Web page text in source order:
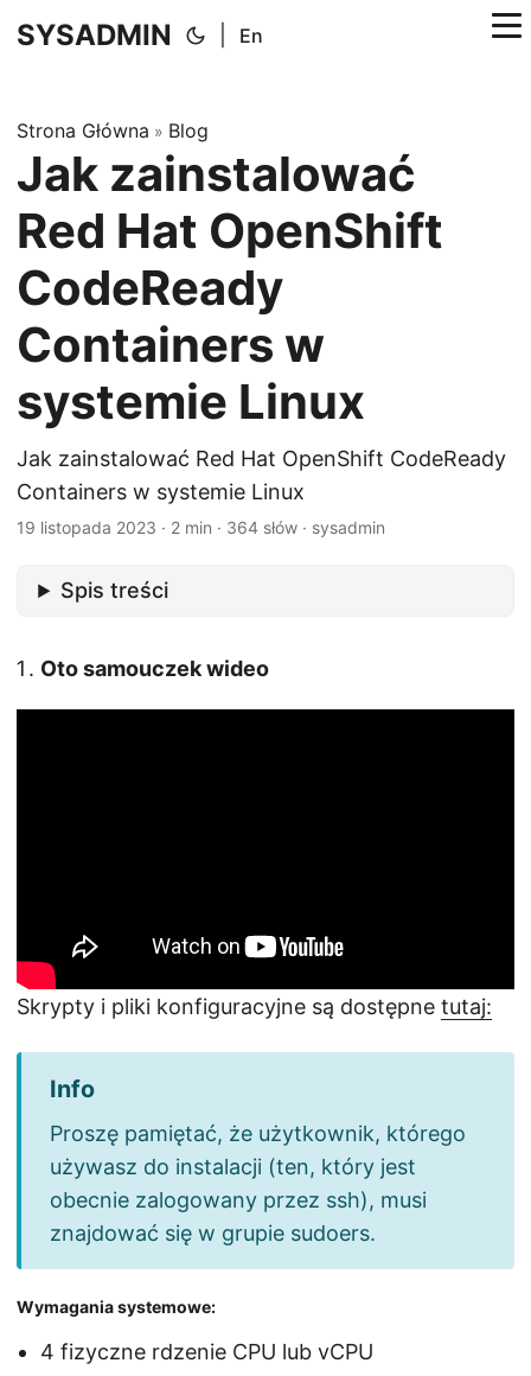
SYSADMIN En
Strona Główna » Blog
Jak zainstalować
Red Hat OpenShift
CodeReady
Containers w
systemie Linux
Jak zainstalować Red Hat OpenShift CodeReady
Containers w systemie Linux
19 listopada 2023 · 2 min · 364 słów · sysadmin
Spis treści
Oto samouczek wideo
Skrypty i pliki konfiguracyjne są dostępne tutaj:
Proszę pamiętać, że użytkownik, którego
używasz do instalacji (ten, który jest
obecnie zalogowany przez ssh), musi
znajdować się w grupie sudoers.
Wymagania systemowe:
4 fizyczne rdzenie CPU lub vCPU